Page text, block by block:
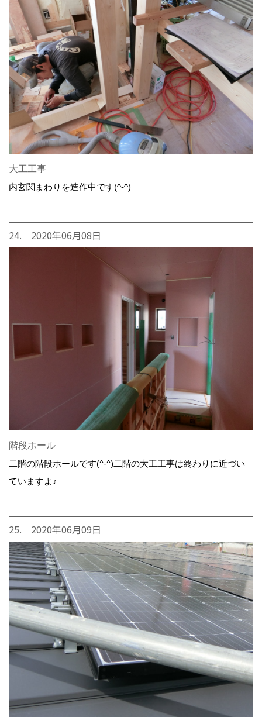
大工工事
内玄関まわりを造作中です(^-^)
24. 2020年06月08日
階段ホール
二階の階段ホールです(^-^)二階の大工工事は終わりに近づい
ていますよ♪
25. 2020年06月09日